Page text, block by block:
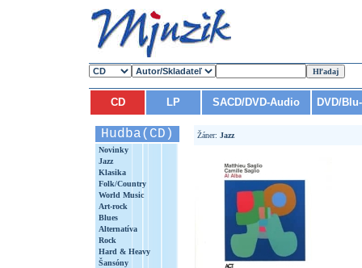
CD LP SACD/DVD-Audio DVD/
Hudba(CD)
Novinky
Jazz
Klasika
Folk/Country
World Music
Art-rock
Blues
Alternatíva
Rock
Hard & Heavy
Šansóny
Žáner: Jazz